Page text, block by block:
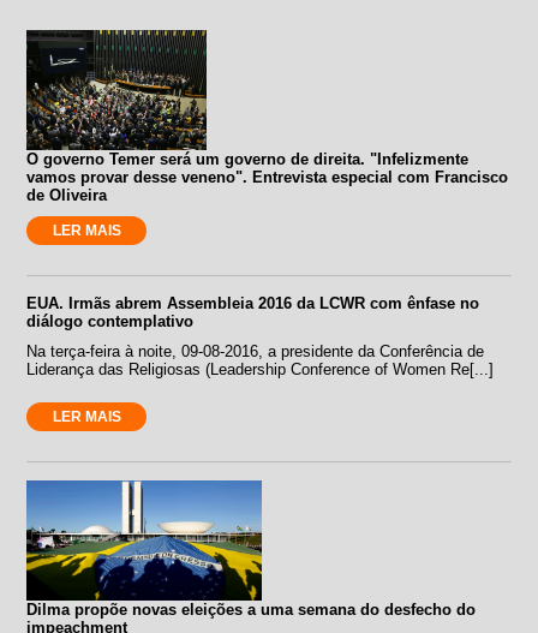
O governo Temer será um governo de direita. "Infelizmente
vamos provar desse veneno". Entrevista especial com Francisco
de Oliveira
LER MAIS
EUA. Irmãs abrem Assembleia 2016 da LCWR com ênfase no
diálogo contemplativo
Na terça-feira à noite, 09-08-2016, a presidente da Conferência de
Liderança das Religiosas (Leadership Conference of Women Re[...]
LER MAIS
Dilma propõe novas eleições a uma semana do desfecho do
impeachment